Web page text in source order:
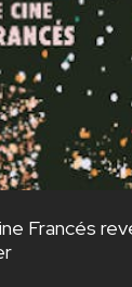
Francés